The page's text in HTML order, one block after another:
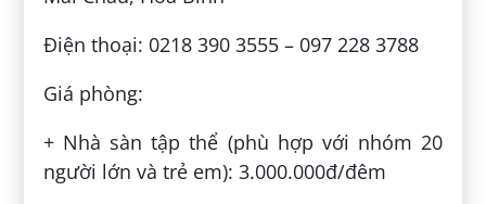
Điện thoại: 0218 390 3555 – 097 228 3788
Giá phòng:
+ Nhà sàn tập thể (phù hợp với nhóm 20
người lớn và trẻ em): 3.000.000đ/đêm